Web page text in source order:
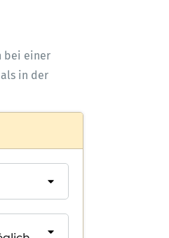
bei einer
in der